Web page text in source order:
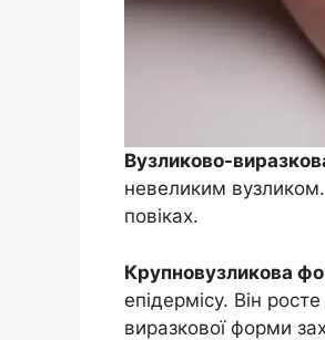
Вузликово-
невеликим
повіках.
Крупновузликова
епідермісу. Він
виразкової форми